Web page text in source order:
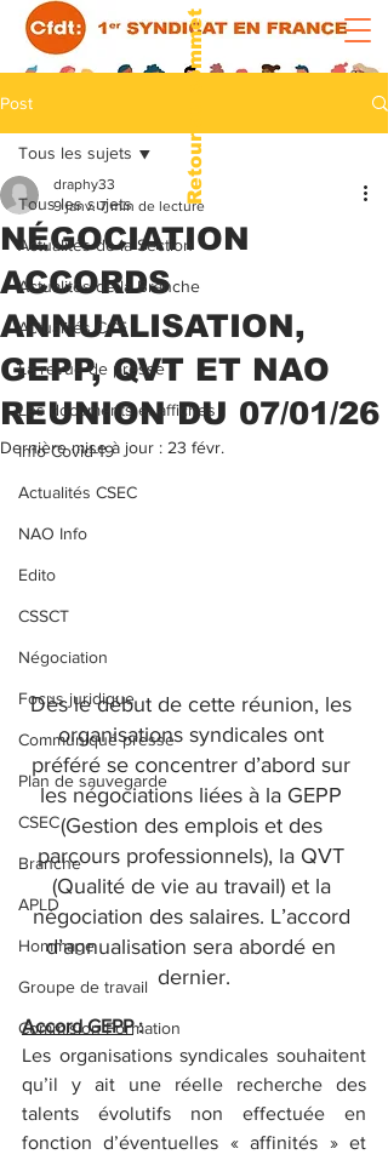
Retour au sommet
Post
Tous les sujets
Actualités de la Section
Actualités de la Branche
Actualités CCE
La revue de presse
Les documents et affiches
Info Covid-19
Actualités CSEC
NAO Info
Edito
CSSCT
Négociation
Focus juridique
Communiqué presse
Plan de sauvegarde
CSEC
Branche
APLD
Hommage
Groupe de travail
Commision Formation
Tous les sujets
NÉGOCIATION
ACCORDS
ANNUALISATION,
GEPP, QVT ET NAO
REUNION DU 07/01/26
draphy33
9 janv. 7 min de lecture
Dernière mise à jour : 23 févr.
Dès le début de cette réunion, les
organisations syndicales ont
préféré se concentrer d’abord sur
les négociations liées à la GEPP
(Gestion des emplois et des
parcours professionnels), la QVT
(Qualité de vie au travail) et la
négociation des salaires. L’accord
d’annualisation sera abordé en
dernier.
Accord GEPP :
Les organisations syndicales souhaitent
qu’il y ait une réelle recherche des
talents évolutifs non effectuée en
fonction d’éventuelles « affinités » et